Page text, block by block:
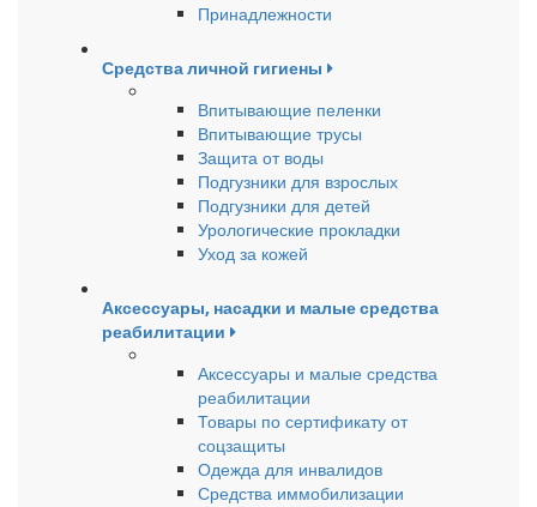
Принадлежности
Средства личной гигиены
Впитывающие пеленки
Впитывающие трусы
Защита от воды
Подгузники для взрослых
Подгузники для детей
Урологические прокладки
Уход за кожей
Аксессуары, насадки и малые средства
реабилитации
Аксессуары и малые средства
реабилитации
Товары по сертификату от
соцзащиты
Одежда для инвалидов
Средства иммобилизации